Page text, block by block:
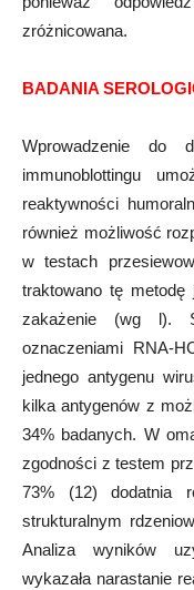
zróżnicowana.
BADANIA
Wprowadzenie do
immunoblottingu
reaktywności
również możliwość
w testach
traktowano tę metodę
zakażenie (wg l).
oznaczeniami RNA-
jednego antygenu
kilka antygenów z
34% badanych. W
zgodności z testem
73% (12) dodatnia
strukturalnym
Analiza wyników
wykazała narastanie